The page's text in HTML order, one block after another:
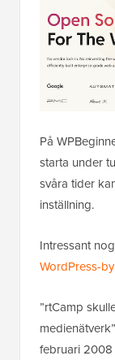
På
starta under
svåra tider
inställning.
Intressant
WordPress-
”rtCamp
februari 2008